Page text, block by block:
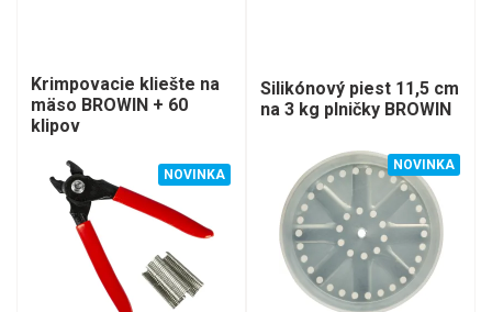
Krimpovacie kliešte na
mäso BROWIN + 60
klipov
NOVINKA
Silikónový piest 11,5 cm
na 3 kg plničky BROWIN
NOVINKA